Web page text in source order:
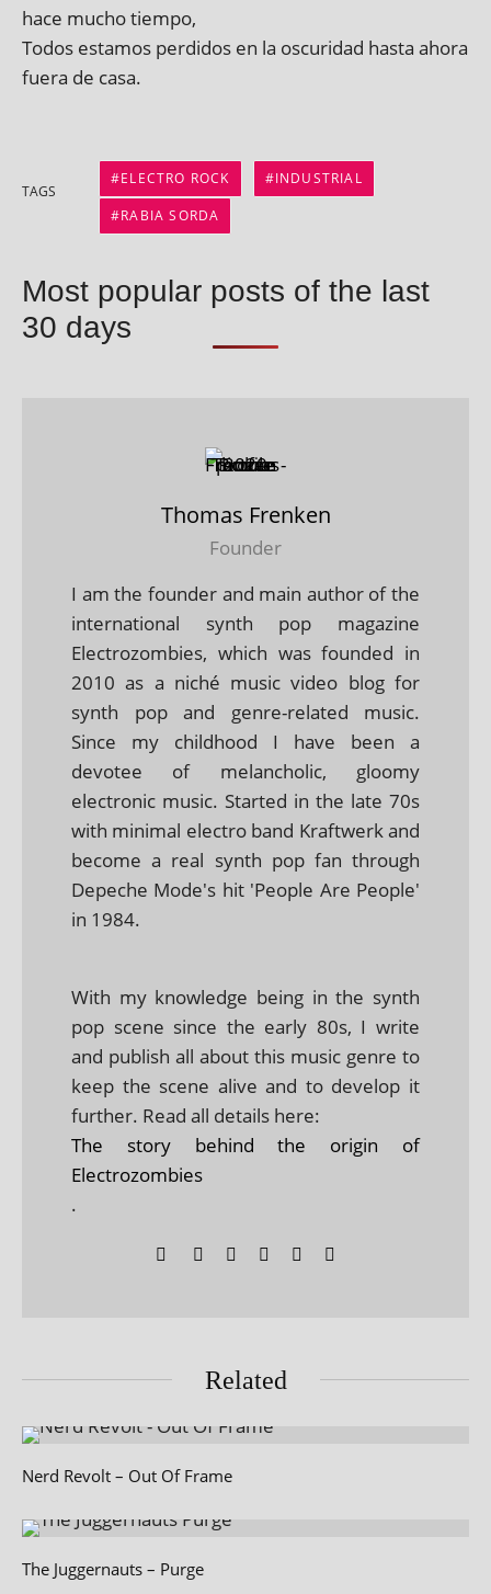
hace mucho tiempo,
Todos estamos per­didos en la oscur­id­ad hasta ahora
fuera de casa.
TAGS
ELECTRO ROCK
INDUSTRIAL
RABIA SORDA
Most popular posts of the last
30 days
Thomas Frenken
Founder
I am the founder and main author of the
international synth pop magazine
Electrozombies, which was founded in
2010 as a niché music video blog for
synth pop and genre-related music.
Since my childhood I have been a
devotee of melancholic, gloomy
electronic music. Started in the late 70s
with minimal electro band Kraftwerk and
become a real synth pop fan through
Depeche Mode's hit 'People Are People'
in 1984.
With my knowledge being in the synth
pop scene since the early 80s, I write
and publish all about this music genre to
keep the scene alive and to develop it
further. Read all details here:
The story behind the origin of
Electrozombies
.
Related
Nerd Revolt – Out Of Frame
The Juggernauts – Purge